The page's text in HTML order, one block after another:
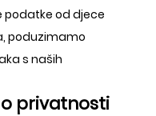
podatke od djece
poduzimamo
s naših
o privatnosti